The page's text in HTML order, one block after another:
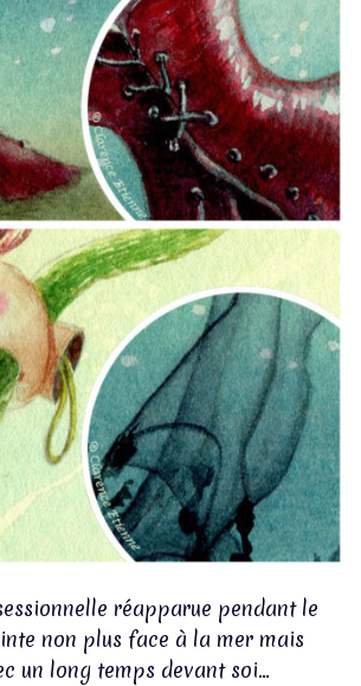
réapparue pendant le
non plus face à la mer mais
un long temps devant soi…